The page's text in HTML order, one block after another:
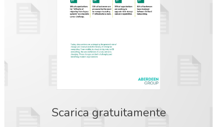
Scarica gratuitamente